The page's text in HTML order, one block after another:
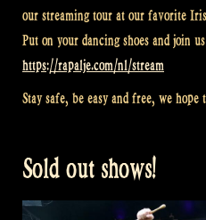
our streaming tour at our favorite
Put on your dancing shoes and join
https://rapalje.com/nl/stream
Stay safe, be easy and free, we hope
Sold out shows!